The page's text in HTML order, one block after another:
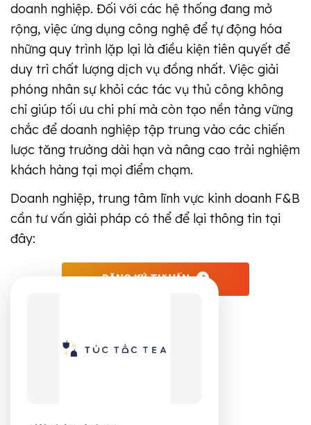
doanh nghiệp. Đối với các hệ thống đang mở
rộng, việc ứng dụng công nghệ để tự động hóa
những quy trình lặp lại là điều kiện tiên quyết để
duy trì chất lượng dịch vụ đồng nhất. Việc giải
phóng nhân sự khỏi các tác vụ thủ công không
chỉ giúp tối ưu chi phí mà còn tạo nền tảng vững
chắc để doanh nghiệp tập trung vào các chiến
lược tăng trưởng dài hạn và nâng cao trải nghiệm
khách hàng tại mọi điểm chạm.
Doanh nghiệp, trung tâm lĩnh vực kinh doanh F&B
cần tư vấn giải pháp có thể để lại thông tin tại
đây:
ĐĂNG KÝ TƯ VẤN